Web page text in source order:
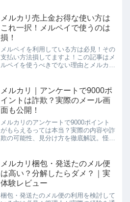
メルカリ売上金お得な使い方は
これ一択！メルペイで使うのは
損！
メルペイを利用している方は必見！その
支払い方法損してますよ！この記事はメ
ルペイを使うべきでない理由とメルカリ
したメルカリの売上金を最大限お得に使
用できるようになります。
メルカリ｜アンケートで9000ポ
イントは詐欺？実際のメール画
面も公開！
メルカリのアンケートで9000ポイント
がもらえるっては本当？実際の内容や詐
欺の可能性、見分け方を徹底解説。怪し
メルカリ梱包・発送たのメル便
は高い？分解したらダメ？｜実
体験レビュー
梱包・発送たのメル便の利用を検討して